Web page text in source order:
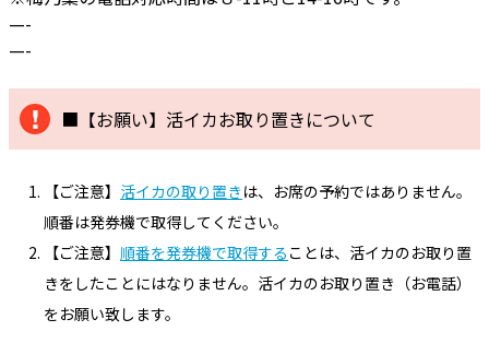
—-
—-
■【お願い】活イカお取り置きについて
【ご注意】 活イカの取り置きは、お席の予約ではありません。
順番は発券機で取得してください。
【ご注意】 順番を発券機で取得する ことは、活イカのお取り置
きをしたことにはなりません。活イカのお取り置き（お電話）
をお願い致します。